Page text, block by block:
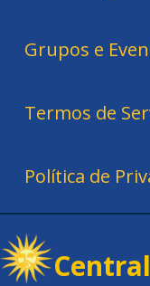
Grupos e
Termos de
Política de